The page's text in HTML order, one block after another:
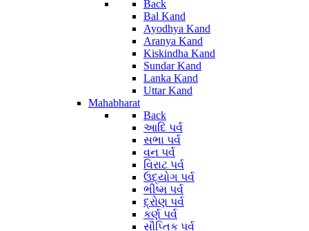
Back
Bal Kand
Ayodhya Kand
Aranya Kand
Kiskindha Kand
Sundar Kand
Lanka Kand
Uttar Kand
Mahabharat
Back
આદિ પર્વ
સભા પર્વ
વન પર્વ
વિરાટ પર્વ
ઉદ્યોગ પર્વ
ભીષ્મ પર્વ
દ્રોણ પર્વ
કર્ણ પર્વ
સૌપ્તિક પર્વ